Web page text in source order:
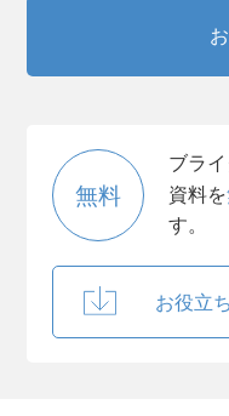
無料
ブラ
資料を
す。
お役立